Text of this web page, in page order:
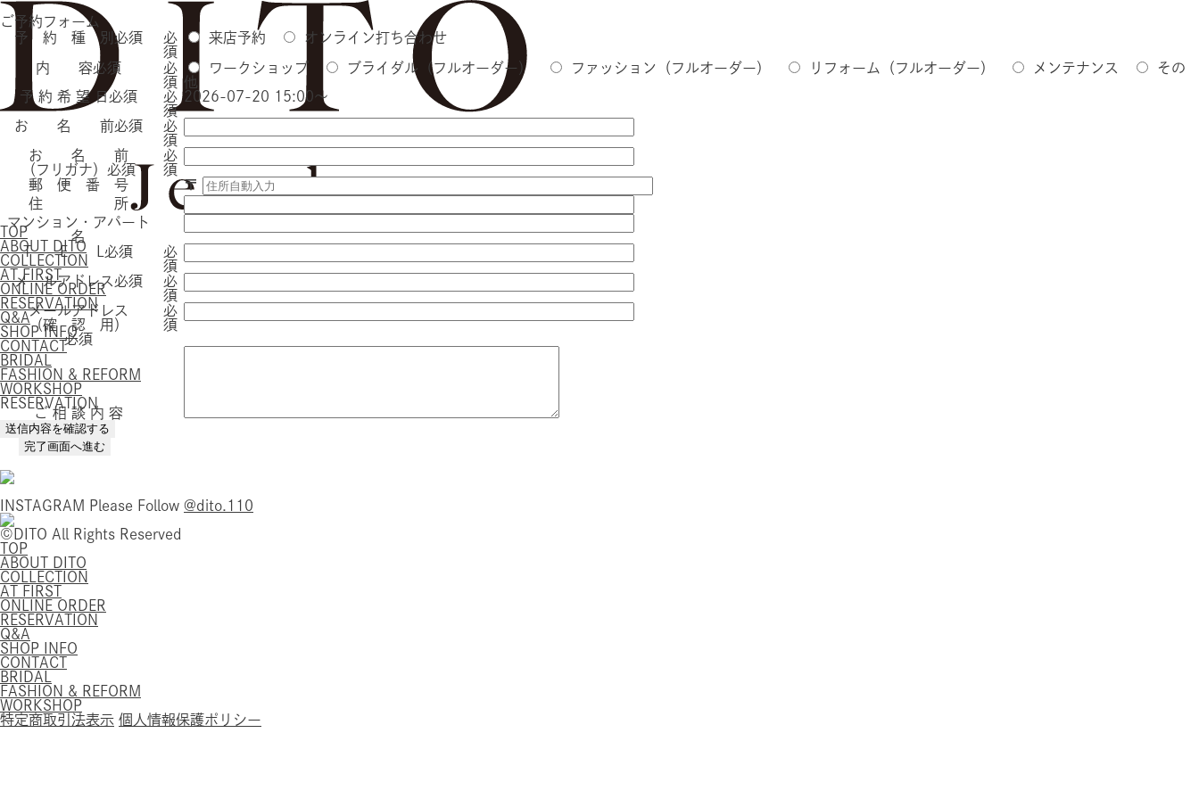
TOP
ABOUT DITO
COLLECTION
AT FIRST
ONLINE ORDER
RESERVATION
Q&A
SHOP INFO
CONTACT
BRIDAL
FASHION & REFORM
WORKSHOP
RESERVATION
ご予約フォーム
予 約 種 別 必須
必
須
来店予約 オンライン打ち合わせ
内 容必須
必
須
ワークショップ ブライダル（フルオーダー） ファッション（フルオーダー） リフォーム（フルオーダー） メンテナンス
その
他
予 約 希 望 日必須
必
須
2026-07-20 15:00～
お 名 前必須
必
須
お 名 前
（フリガナ） 必須
必
須
郵 便 番 号
〒
住 所
マンション・アパート
名
T E L 必須
必
須
メールアドレス 必須
必
須
メールアドレス
（確 認 用）
必須
必
須
ご 相 談 内 容
INSTAGRAM Please Follow @dito.110
©DITO All Rights Reserved
TOP
ABOUT DITO
COLLECTION
AT FIRST
ONLINE ORDER
RESERVATION
Q&A
SHOP INFO
CONTACT
BRIDAL
FASHION & REFORM
WORKSHOP
特定商取引法表示 個人情報保護ポリシー